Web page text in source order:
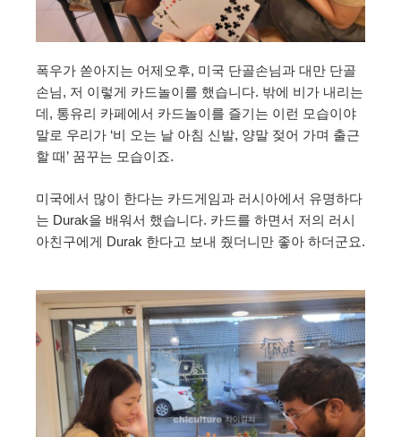
폭우가 쏟아지는 어제오후, 미국 단골손님과 대만 단골
손님, 저 이렇게 카드놀이를 했습니다. 밖에 비가 내리는
데, 통유리 카페에서 카드놀이를 즐기는 이런 모습이야
말로 우리가 ‘비 오는 날 아침 신발, 양말 젖어 가며 출근
할 때’ 꿈꾸는 모습이죠.
미국에서 많이 한다는 카드게임과 러시아에서 유명하다
는 Durak을 배워서 했습니다. 카드를 하면서 저의 러시
아친구에게 Durak 한다고 보내 줬더니만 좋아 하더군요.